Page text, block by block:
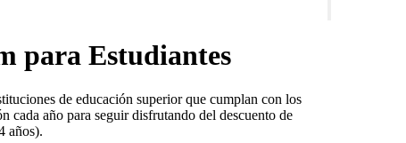
para Estudiantes
de educación superior que cumplan con los
cada año para seguir disfrutando del descuento de
años).